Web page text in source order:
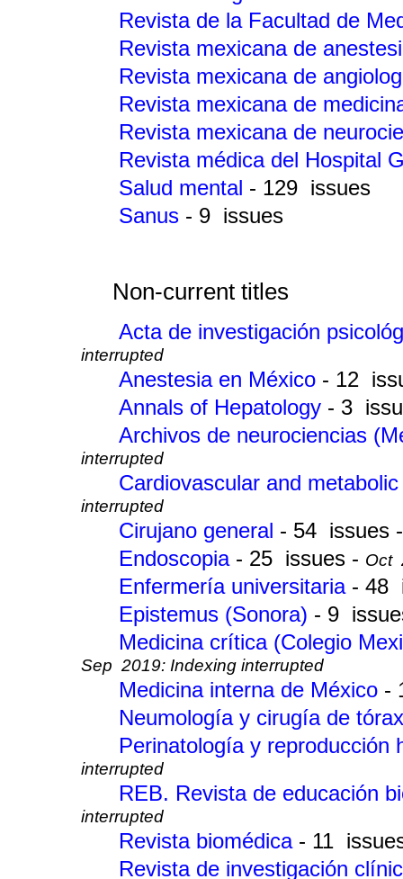
Revista de la Facultad de
Revista mexicana de
Revista mexicana de
Revista mexicana de
Revista mexicana de
Revista médica del Hospital
Salud mental - 129 issues
Sanus - 9 issues
Non-current titles
Acta de investigación
interrupted
Anestesia en México - 12
Annals of Hepatology - 3
Archivos de neurociencias
interrupted
Cardiovascular and
interrupted
Cirujano general - 54 issues
Endoscopia - 25 issues - Oct
Enfermería universitaria - 48
Epistemus (Sonora) - 9
Medicina crítica (Colegio
Sep 2019: Indexing interrupted
Medicina interna de México -
Neumología y cirugía de
Perinatología y reproducción
interrupted
REB. Revista de educación
interrupted
Revista biomédica - 11
Revista de investigación